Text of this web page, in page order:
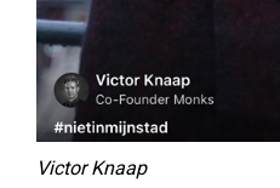
Victor Knaap